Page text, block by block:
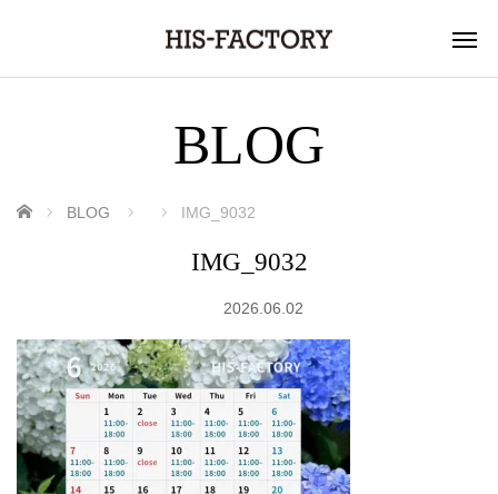
BLOG
ホーム BLOG IMG_9032
IMG_9032
2026.06.02